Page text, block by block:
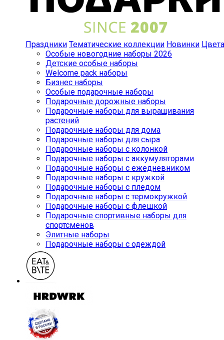
Праздники Тематические коллекции Новинки Цвета
Особые новогодние наборы 2026
Детские особые наборы
Welcome pack наборы
Бизнес наборы
Особые подарочные наборы
Подарочные дорожные наборы
Подарочные наборы для выращивания
растений
Подарочные наборы для дома
Подарочные наборы для сыра
Подарочные наборы с колонкой
Подарочные наборы с аккумуляторами
Подарочные наборы с ежедневником
Подарочные наборы с кружкой
Подарочные наборы с пледом
Подарочные наборы с термокружкой
Подарочные наборы с флешкой
Подарочные спортивные наборы для
спортсменов
Элитные наборы
Подарочные наборы с одеждой